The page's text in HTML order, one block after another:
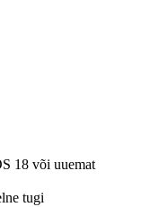
18 või uuemat
tugi